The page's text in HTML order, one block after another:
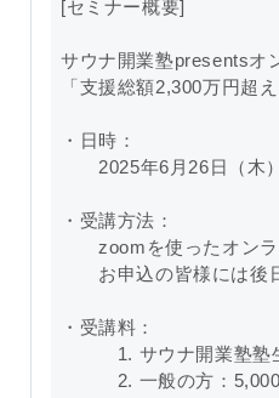
[セミナー概要]
サウナ開業塾presentsオ
「支援総額2,300万円超
・日時：
2025年6月26日（木）
・受講方法：
zoomを使ったオンラ
お申込の皆様には後日
・受講料：
1. サウナ開業塾塾生
2. 一般の方：5,000